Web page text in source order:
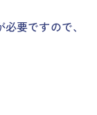
要ですので、